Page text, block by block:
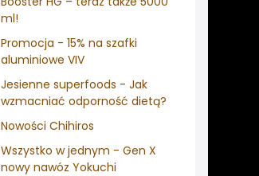
ml!
Promocja - 15% na szafki
aluminiowe VIV
Jesienne superfoods - Jak
wzmacniać odporność dietą?
Nowości Chihiros
Wszystko w jednym - Gen X
nowy nawóz Yokuchi